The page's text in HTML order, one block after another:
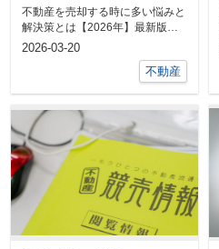
不動産を売却する時に多い悩みと
解決策とは【2026年】最新版不
動産の売却を検討している方は、
2026-03-20
不動産